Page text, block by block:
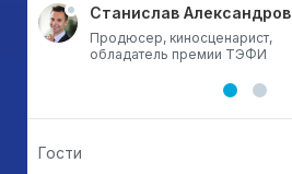
Станислав Александров
Продюсер, киносценарист,
обладатель премии ТЭФИ
Гости